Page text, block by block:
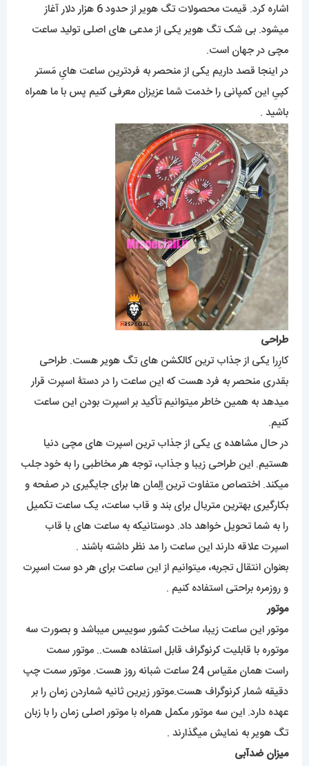
اشاره کرد. قیمت محصولات تگ هویر از حدود 6 هزار دلار آغاز
میشود. بی شک تگ هویر یکی از مدعی های اصلی تولید ساعت
مچی در جهان است.
در اینجا قصد داریم یکی از منحصر به فردترین ساعت هایِ مَستر
کپیِ این کمپانی را خدمت شما عزیزان معرفی کنیم پس با ما همراه
باشید .
طراحی
کارِرا یکی از جذاب ترین کالکشن های تگ هویر هست. طراحی
بقدری منحصر به فرد هست که این ساعت را در دستۀ اسپرت قرار
میدهد به همین خاطر میتوانیم تأکید بر اسپرت بودن این ساعت
کنیم.
در حال مشاهده ی یکی از جذاب ترین اسپرت های مچی دنیا
هستیم. این طراحی زیبا و جذاب، توجه هر مخاطبی را به خود جلب
میکند. اختصاص متفاوت ترین اِلِمان ها برای جایگیری در صفحه و
بکارگیری بهترین متریال برای بند و قاب ساعت، یک ساعت تکمیل
را به شما تحویل خواهد داد. دوستانیکه به ساعت های با قاب
اسپرت علاقه دارند این ساعت را مد نظر داشته باشند .
بعنوان انتقال تجربه، میتوانیم از این ساعت برای هر دو ست اسپرت
و روزمره براحتی استفاده کنیم .
موتور
موتور این ساعت زیبا، ساخت کشور سوییس میباشد و بصورت سه
موتوره با قابلیت کرنوگراف قابل استفاده هست.. موتور سمت
راست همان مقیاس 24 ساعت شبانه روز هست. موتور سمت چپ
دقیقه شمار کرنوگراف هست.موتور زیرین ثانیه شماردن زمان را بر
عهده دارد. این سه موتور مکمل همراه با موتور اصلی زمان را با زبان
تگ هویر به نمایش میگذارند .
میزان ضدآبی